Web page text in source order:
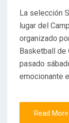
La selección
lugar del
organizado
Basketball de
pasado
emocionante
Read More